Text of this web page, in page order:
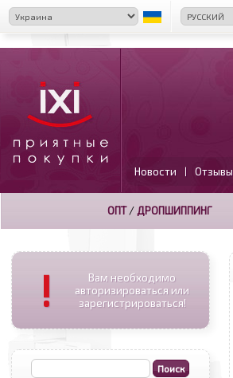
Новости | Отзывы
ОПТ/ ДРОПШИППИНГ
!
Вам необходимо
авторизироваться или
зарегистрироваться!